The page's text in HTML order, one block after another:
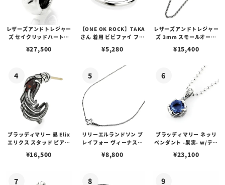
レザーズアンドトレジャー
ズ セイクリッドハートピ
¥27,500
【ONE OK ROCK】TAKA
さん 着用 ビビファイ フー
¥5,280
レザーズアンドトレジャー
ズ 3mm スモールオーバ
ブスタークラスプ＆LTロ
¥15,400
ブラッディマリー 昼 Elix
エリクス スタッド ピアス
¥16,500
リリーエルランドソン プ
レイフォー ヴィーナスチ
¥8,800
ブラッディマリー ネッリ
ペンダント -果実- w/ティ
¥23,100